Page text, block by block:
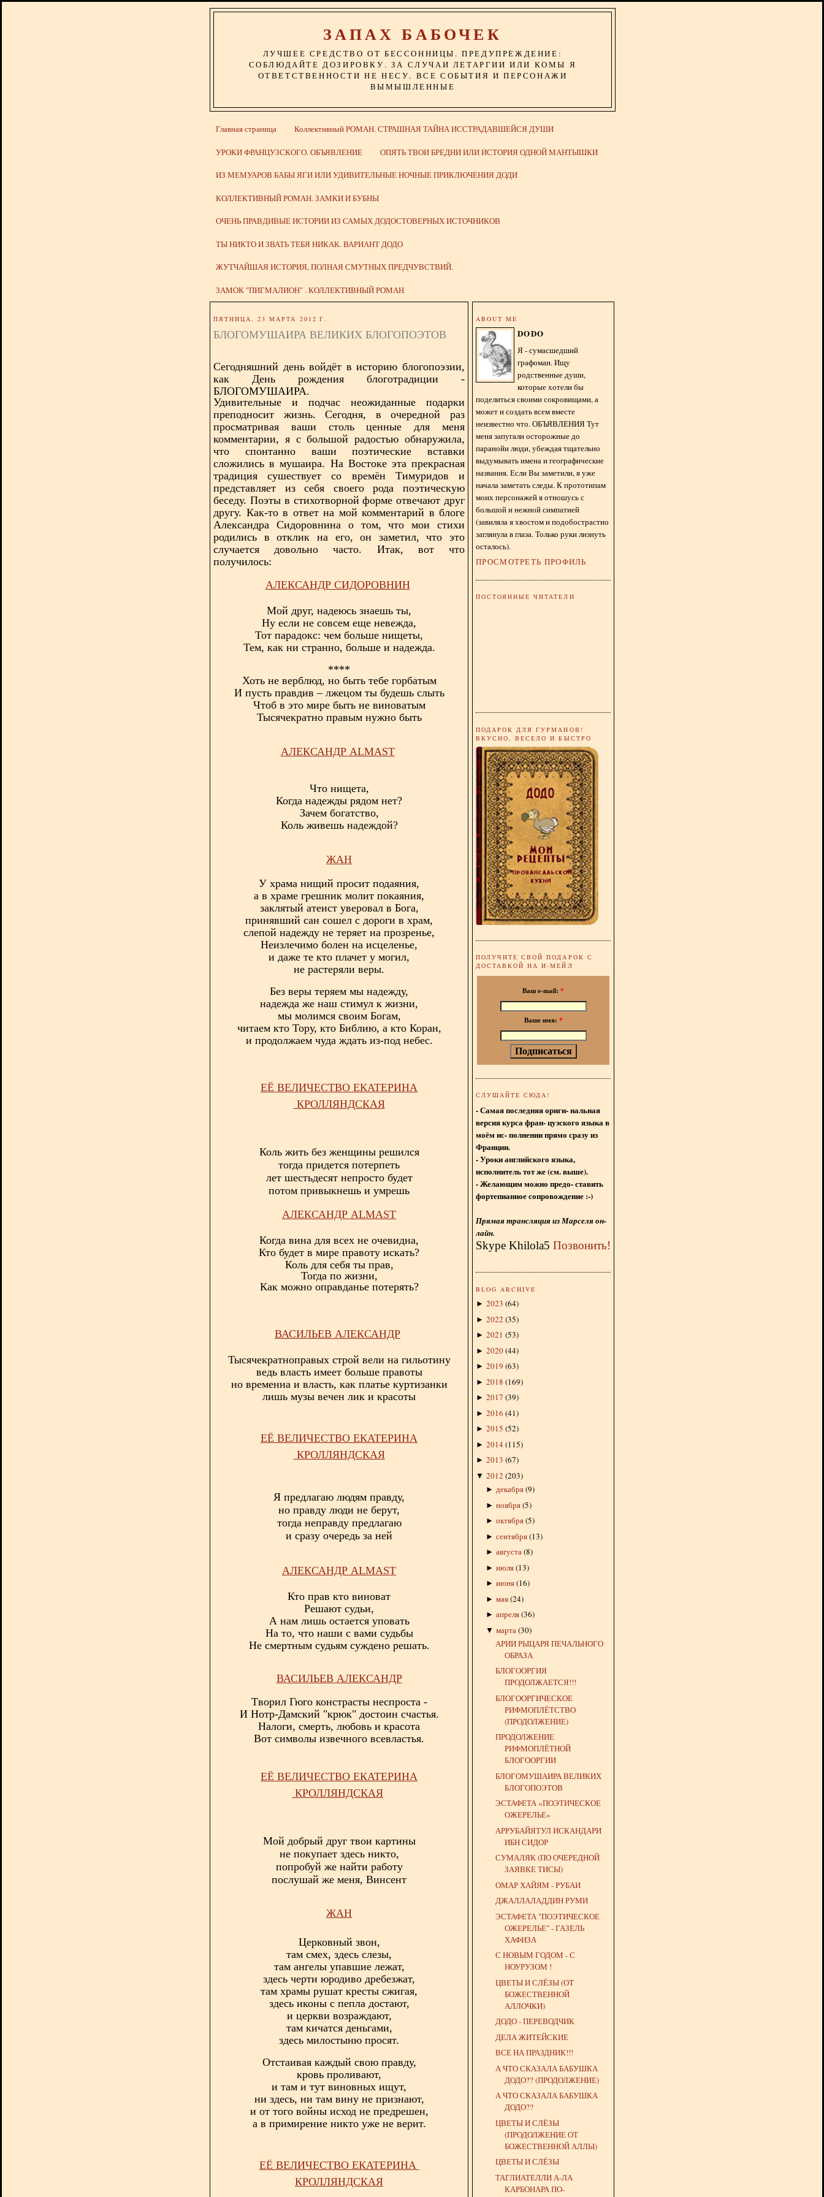
ЗАПАХ БАБОЧЕК
ЛУЧШЕЕ СРЕДСТВО ОТ БЕССОННИЦЫ. ПРЕДУПРЕЖДЕНИЕ:
СОБЛЮДАЙТЕ ДОЗИРОВКУ. ЗА СЛУЧАИ ЛЕТАРГИИ ИЛИ КОМЫ Я
ОТВЕТСТВЕННОСТИ НЕ НЕСУ. ВСЕ СОБЫТИЯ И ПЕРСОНАЖИ
ВЫМЫШЛЕННЫЕ
Главная страница Коллективный РОМАН. СТРАШНАЯ ТАЙНА ИССТРАДАВШЕЙСЯ ДУШИ
УРОКИ ФРАНЦУЗСКОГО. ОБЪЯВЛЕНИЕ ОПЯТЬ ТВОИ БРЕДНИ ИЛИ ИСТОРИЯ ОДНОЙ МАНТЫШКИ
ИЗ МЕМУАРОВ БАБЫ ЯГИ ИЛИ УДИВИТЕЛЬНЫЕ НОЧНЫЕ ПРИКЛЮЧЕНИЯ ДОДИ
КОЛЛЕКТИВНЫЙ РОМАН. ЗАМКИ И БУБНЫ
ОЧЕНЬ ПРАВДИВЫЕ ИСТОРИИ ИЗ САМЫХ ДОДОСТОВЕРНЫХ ИСТОЧНИКОВ
ТЫ НИКТО И ЗВАТЬ ТЕБЯ НИКАК. ВАРИАНТ ДОДО
ЖУТЧАЙШАЯ ИСТОРИЯ, ПОЛНАЯ СМУТНЫХ ПРЕДЧУВСТВИЙ.
ЗАМОК "ПИГМАЛИОН" . КОЛЛЕКТИВНЫЙ РОМАН
ПЯТНИЦА, 23 МАРТА 2012 Г.
БЛОГОМУШАИРА ВЕЛИКИХ БЛОГОПОЭТОВ
Сегодняшний день войдёт в историю блогопоэзии,
как День рождения блоготрадиции -
БЛОГОМУШАИРА.
Удивительные и подчас неожиданные подарки
преподносит жизнь. Сегодня, в очередной раз
просматривая ваши столь ценные для меня
комментарии, я с большой радостью обнаружила,
что спонтанно ваши поэтические вставки
сложились в мушаира. На Востоке эта прекрасная
традиция сушествует со времён Тимуридов и
представляет из себя своего рода поэтическую
беседу. Поэты в стихотворной форме отвечают друг
другу. Как-то в ответ на мой комментарий в блоге
Александра Сидоровнина о том, что мои стихи
родились в отклик на его, он заметил, что это
случается довольно часто. Итак, вот что
получилось:
АЛЕКСАНДР СИДОРОВНИН
Мой друг, надеюсь знаешь ты,
Ну если не совсем еще невежда,
Тот парадокс: чем больше нищеты,
Тем, как ни странно, больше и надежда.
****
Хоть не верблюд, но быть тебе горбатым
И пусть правдив – лжецом ты будешь слыть
Чтоб в это мире быть не виноватым
Тысячекратно правым нужно быть
АЛЕКСАНДР ALMAST
Что нищета,
Когда надежды рядом нет?
Зачем богатство,
Коль живешь надеждой?
ЖАН
У храма нищий просит подаяния,
а в храме грешник молит покаяния,
заклятый атеист уверовал в Бога,
принявший сан сошел с дороги в храм,
слепой надежду не теряет на прозренье,
Неизлечимо болен на исцеленье,
и даже те кто плачет у могил,
не растеряли веры.
Без веры теряем мы надежду,
надежда же наш стимул к жизни,
мы молимся своим Богам,
читаем кто Тору, кто Библию, а кто Коран,
и продолжаем чуда ждать из-под небес.
ЕЁ ВЕЛИЧЕСТВО ЕКАТЕРИНА
КРОЛЛЯНДСКАЯ
Коль жить без женщины решился
тогда придется потерпеть
лет шестьдесят непросто будет
потом привыкнешь и умрешь
АЛЕКСАНДР ALMAST
Когда вина для всех не очевидна,
Кто будет в мире правоту искать?
Коль для себя ты прав,
Тогда по жизни,
Как можно оправданье потерять?
ВАСИЛЬЕВ АЛЕКСАНДР
Тысячекратноправых строй вели на гильотину
ведь власть имеет больше правоты
но временна и власть, как платье куртизанки
лишь музы вечен лик и красоты
ЕЁ ВЕЛИЧЕСТВО ЕКАТЕРИНА
КРОЛЛЯНДСКАЯ
Я предлагаю людям правду,
но правду люди не берут,
тогда неправду предлагаю
и сразу очередь за ней
АЛЕКСАНДР ALMAST
Кто прав кто виноват
Решают судьи,
А нам лишь остается уповать
На то, что наши с вами судьбы
Не смертным судьям суждено решать.
ВАСИЛЬЕВ АЛЕКСАНДР
Творил Гюго констрасты неспроста -
И Нотр-Дамский "крюк" достоин счастья.
Налоги, смерть, любовь и красота
Вот символы извечного всевластья.
ЕЁ ВЕЛИЧЕСТВО ЕКАТЕРИНА
КРОЛЛЯНДСКАЯ
Мой добрый друг твои картины
не покупает здесь никто,
попробуй же найти работу
послушай же меня, Винсент
ЖАН
Церковный звон,
там смех, здесь слезы,
там ангелы упавшие лежат,
здесь черти юродиво дребезжат,
там храмы рушат кресты сжигая,
здесь иконы с пепла достают,
и церкви возраждают,
там кичатся деньгами,
здесь милостыню просят.
Отстаивая каждый свою правду,
кровь проливают,
и там и тут виновных ищут,
ни здесь, ни там вину не признают,
и от того войны исход не предрешен,
а в примирение никто уже не верит.
ЕЁ ВЕЛИЧЕСТВО ЕКАТЕРИНА
КРОЛЛЯНДСКАЯ
ABOUT ME
DODO
Я - сумасшедший
графоман. Ищу
родственные души,
которые хотели бы
поделиться своими сокровищами, а
может и создать всем вместе
неизвестно что. ОБЪЯВЛЕНИЯ Тут
меня запугали осторожные до
паранойи люди, убеждая тщательно
выдумывать имена и географические
названия. Если Вы заметили, я уже
начала заметать следы. К прототипам
моих персонажей я отношусь с
большой и нежной симпатией
(завиляла я хвостом и подобострастно
заглянула в глаза. Только руки лизнуть
осталось).
ПРОСМОТРЕТЬ ПРОФИЛЬ
ПОСТОЯННЫЕ ЧИТАТЕЛИ
ПОДАРОК ДЛЯ ГУРМАНОВ!
ВКУСНО, ВЕСЕЛО И БЫСТРО
ПОЛУЧИТЕ СВОЙ ПОДАРОК С
ДОСТАВКОЙ НА И-МЕЙЛ
Ваш e-mail: *
Ваше имя: *
СЛУШАЙТЕ СЮДА!
- Самая последняя ориги- нальная
версия курса фран- цузского языка в
моём ис- полнении прямо сразу из
Франции.
- Уроки английского языка,
исполнитель тот же (см. выше).
- Желающим можно предо- ставить
фортепианное сопровождение :-)
Прямая трансляция из Марселя он-
лайн.
Skype Khilola5 Позвонить!
BLOG ARCHIVE
► 2023 (64)
► 2022 (35)
► 2021 (53)
► 2020(44)
► 2019 (63)
► 2018 (169)
► 2017 (39)
► 2016 (41)
► 2015 (52)
► 2014 (115)
► 2013 (67)
▼ 2012 (203)
► декабря(9)
► ноября(5)
► октября(5)
► сентября(13)
► августа(8)
► июля(13)
► июня(16)
► мая(24)
► апреля(36)
▼ марта (30)
АРИИ РЫЦАРЯ ПЕЧАЛЬНОГО
ОБРАЗА
БЛОГООРГИЯ
ПРОДОЛЖАЕТСЯ!!!
БЛОГООРГИЧЕСКОЕ
РИФМОПЛЁТСТВО
(ПРОДОЛЖЕНИЕ)
ПРОДОЛЖЕНИЕ
РИФМОПЛЁТНОЙ
БЛОГООРГИИ
БЛОГОМУШАИРА ВЕЛИКИХ
БЛОГОПОЭТОВ
ЭСТАФЕТА «ПОЭТИЧЕСКОЕ
ОЖЕРЕЛЬЕ»
АРРУБАЙЯТУЛ ИСКАНДАРИ
ИБН СИДОР
СУМАЛЯК (ПО ОЧЕРЕДНОЙ
ЗАЯВКЕ ТИСЫ)
ОМАР ХАЙЯМ - РУБАИ
ДЖАЛЛАЛАДДИН РУМИ
ЭСТАФЕТА "ПОЭТИЧЕСКОЕ
ОЖЕРЕЛЬЕ" - ГАЗЕЛЬ
ХАФИЗА
С НОВЫМ ГОДОМ - С
НОУРУЗОМ !
ЦВЕТЫ И СЛЁЗЫ (ОТ
БОЖЕСТВЕННОЙ
АЛЛОЧКИ)
ДОДО - ПЕРЕВОДЧИК
ДЕЛА ЖИТЕЙСКИЕ
ВСЕ НА ПРАЗДНИК!!!
А ЧТО СКАЗАЛА БАБУШКА
ДОДО?? (ПРОДОЛЖЕНИЕ)
А ЧТО СКАЗАЛА БАБУШКА
ДОДО??
ЦВЕТЫ И СЛЁЗЫ
(ПРОДОЛЖЕНИЕ ОТ
БОЖЕСТВЕННОЙ АЛЛЫ)
ЦВЕТЫ И СЛЁЗЫ
ТАГЛИАТЕЛЛИ А-ЛА
КАРБОНАРА ПО-